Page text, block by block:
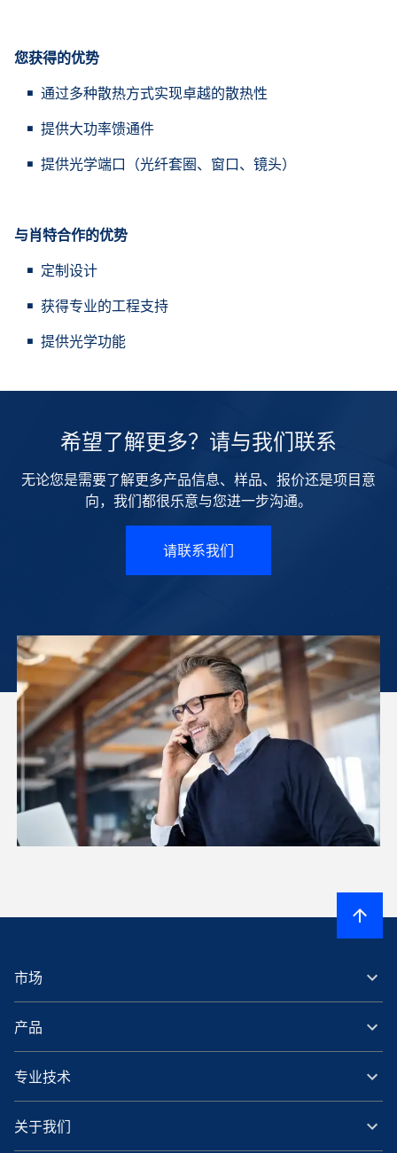
您获得的优势
通过多种散热方式实现卓越的散热性
提供大功率馈通件
提供光学端口（光纤套圈、窗口、镜头）
与肖特合作的优势
定制设计
获得专业的工程支持
提供光学功能
希望了解更多？请与我们联系
无论您是需要了解更多产品信息、样品、报价还是项目意
向，我们都很乐意与您进一步沟通。
请联系我们
市场
产品
专业技术
关于我们